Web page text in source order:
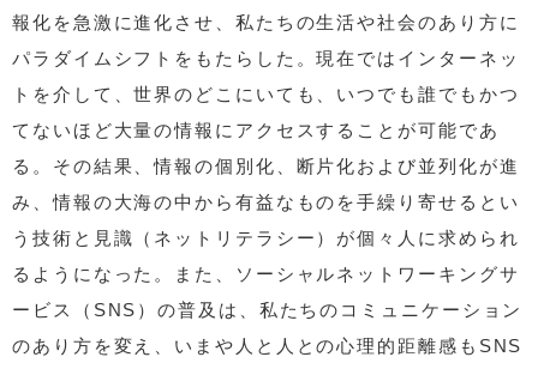
報化を急激に進化させ、私たちの生活や社会のあり方に
パラダイムシフトをもたらした。現在ではインターネッ
トを介して、世界のどこにいても、いつでも誰でもかつ
てないほど大量の情報にアクセスすることが可能であ
る。その結果、情報の個別化、断片化および並列化が進
み、情報の大海の中から有益なものを手繰り寄せるとい
う技術と見識（ネットリテラシー）が個々人に求められ
るようになった。また、ソーシャルネットワーキングサ
ービス（SNS）の普及は、私たちのコミュニケーション
のあり方を変え、いまや人と人との心理的距離感もSNS